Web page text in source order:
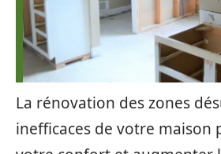
La rénovation des zones
inefficaces de votre maison